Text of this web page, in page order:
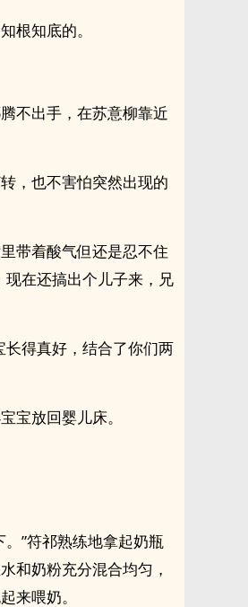
根知底的。
不出手，在苏意柳靠近
，也不害怕突然出现的
带着酸气但还是忍不住
在还搞出个儿子来，兄
得真好，结合了你们两
宝放回婴儿床。
”符祁熟练地拿起奶瓶
和奶粉充分混合均匀，
来喂奶。